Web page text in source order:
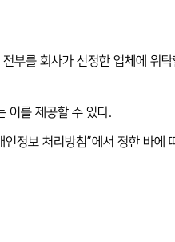
부를 회사가 선정한 업체에 위
이를 제공할 수 있다.
정보 처리방침”에서 정한 바에